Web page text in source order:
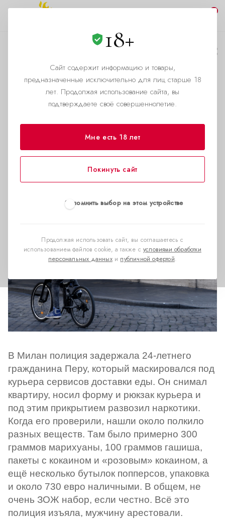
18+
Сайт содержит информацию и товары,
предназначенные исключительно для лиц старше 18
лет. Продолжая использование сайта, вы
подтверждаете своё совершеннолетие.
Мне есть 18 лет
Покинуть сайт
Запомнить выбор на этом устройстве
Продолжая использовать сайт, вы соглашаетесь с
использованием файлов cookie, а также сусловиями обработки
персональных данныхи публичной офертой.
В Милане полиция
арестовала 24-
летнего мужчину,
который
переодевался в
курьера для продажи
наркотиков.
Главная страница
В Милан полиция задержала 24-летнего
гражданина Перу, который маскировался под
курьера сервисов доставки еды. Он снимал
квартиру, носил форму и рюкзак курьера и
под этим прикрытием развозил наркотики.
Когда его проверили, нашли около полкило
разных веществ. Там было примерно 300
граммов марихуаны, 100 граммов гашиша,
пакеты с кокаином и «розовым» кокаином, а
ещё несколько бутылок попперсов, упаковка
и около 730 евро наличными. В общем, не
очень ЗОЖ набор, если честно. Всё это
полиция изъяла, мужчину арестовали.